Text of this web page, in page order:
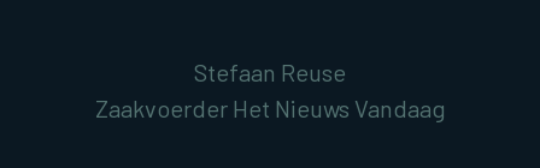
Stefaan Reuse
Zaakvoerder Het Nieuws Vandaag